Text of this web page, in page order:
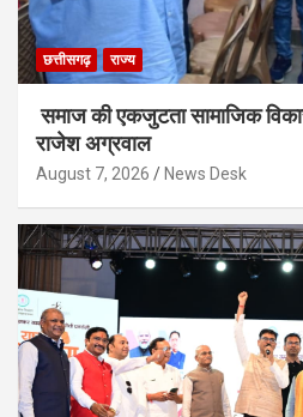
छत्तीसगढ़ राज्य
समाज की एकजुटता सामाजिक
राजेश अग्रवाल
August 7, 2026 News Desk